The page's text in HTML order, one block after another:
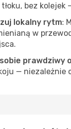
tłoku, bez
lokalny rytm:
w
prawdziwy
— niezależnie